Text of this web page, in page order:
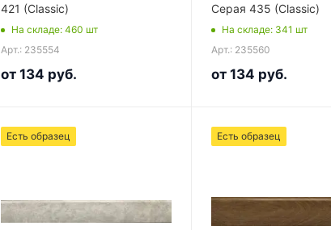
421 (Classic)
На складе: 460 шт
Арт.: 235554
от 134 руб.
Серая 435 (Classic)
На складе: 341 шт
Арт.: 235560
от 134 руб.
Есть образец Есть образец